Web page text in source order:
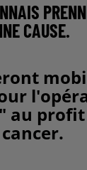
CAUSE.
au profit